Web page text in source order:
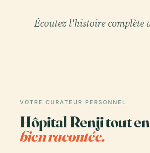
Écoutez l'histoire complète
VOTRE CURATEUR PERSONNEL
Hôpital Renji tout
bien racontée.